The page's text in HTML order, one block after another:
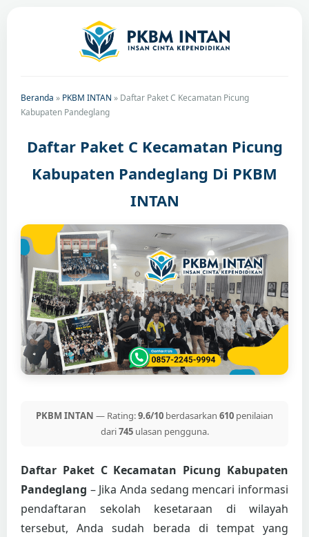
Beranda » PKBM INTAN » Daftar Paket C Kecamatan Picung
Kabupaten Pandeglang
Daftar Paket C Kecamatan Picung
Kabupaten Pandeglang Di PKBM
INTAN
PKBM INTAN — Rating:9.6/10 berdasarkan 610 penilaian
dari745ulasan pengguna.
Daftar Paket C Kecamatan Picung Kabupaten
Pandeglang – Jika Anda sedang mencari informasi
pendaftaran sekolah kesetaraan di wilayah
tersebut, Anda sudah berada di tempat yang